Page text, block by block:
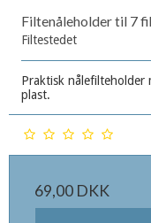
Filtenåleholder til 7
Filtestedet
Praktisk nålefilteholder
plast.
69,00 DKK